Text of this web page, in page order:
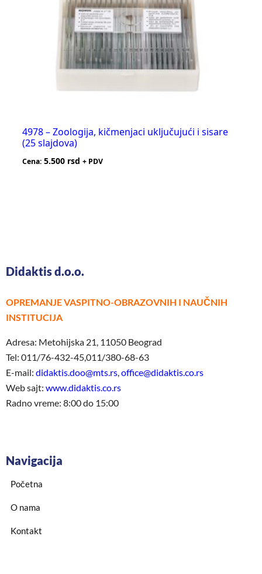
4978 – Zoologija, kičmenjaci uključujući i sisare
(25 slajdova)
Cena: 5.500 rsd + PDV
Didaktis d.o.o.
OPREMANJE VASPITNO-OBRAZOVNIH I NAUČNIH
INSTITUCIJA
Adresa: Metohijska 21, 11050 Beograd
Tel: 011/76-432-45,011/380-68-63
E-mail: didaktis.doo@mts.rs,office@didaktis.co.rs
Web sajt: www.didaktis.co.rs
Radno vreme: 8:00 do 15:00
Navigacija
Početna
O nama
Kontakt